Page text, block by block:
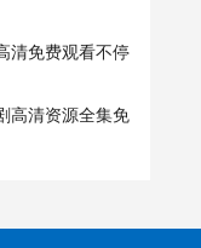
清免费观看不停
高清资源全集免